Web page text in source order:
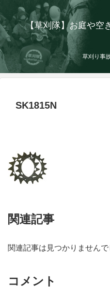
【草刈隊】お庭や空
草刈り事
SK1815N
関連記事
関連記事は見つかりませんで
コメント